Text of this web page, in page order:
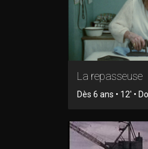
La repasseuse
Dès 6 ans • 12' •